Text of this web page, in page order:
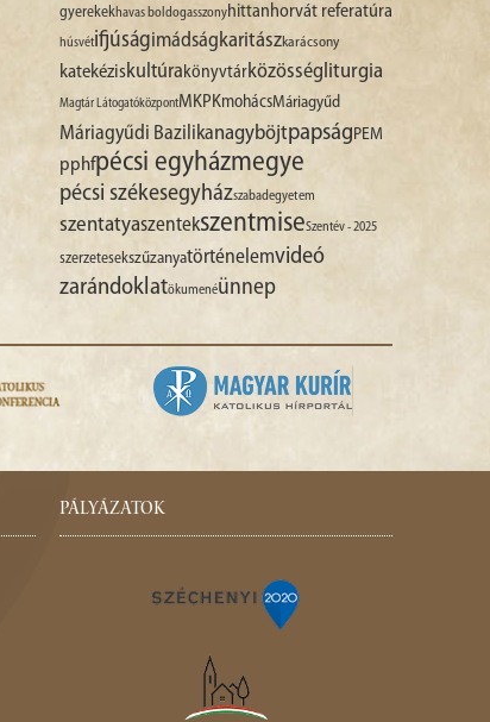
gyerekekhavas boldogasszonyhittanhorvát referatúra
húsvétifjúságimádságkaritászkarácsony
katekéziskultúra könyvtárközösségliturgia
Magtár LátogatóközpontMKPKmohácsMáriagyűd
Máriagyűdi Bazilikanagyböjtpapság PEM
pphfpécsi egyházmegye
pécsi székesegyházszabadegyetem
szentatyaszentekszentmiseSzentév - 2025
szerzetesekszűzanyatörténelemvideó
zarándoklatökumenéünnep
PÁLYÁZATOK